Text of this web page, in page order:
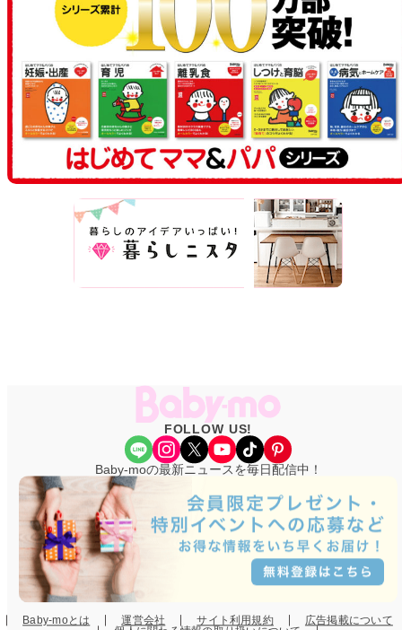
FOLLOW US!
Share Icon Instagram X YouTube TikTok Pinterest
Baby-moの最新ニュースを毎日配信中！
Baby-moとは 運営会社 サイト利用規約
広告掲載について